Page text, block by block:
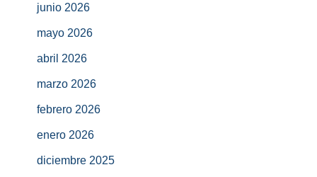
junio 2026
mayo 2026
abril 2026
marzo 2026
febrero 2026
enero 2026
diciembre 2025